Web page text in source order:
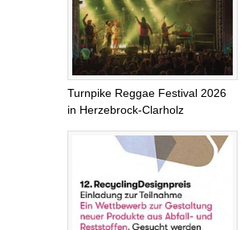
Turnpike Reggae Festival 2026
in Herzebrock-Clarholz